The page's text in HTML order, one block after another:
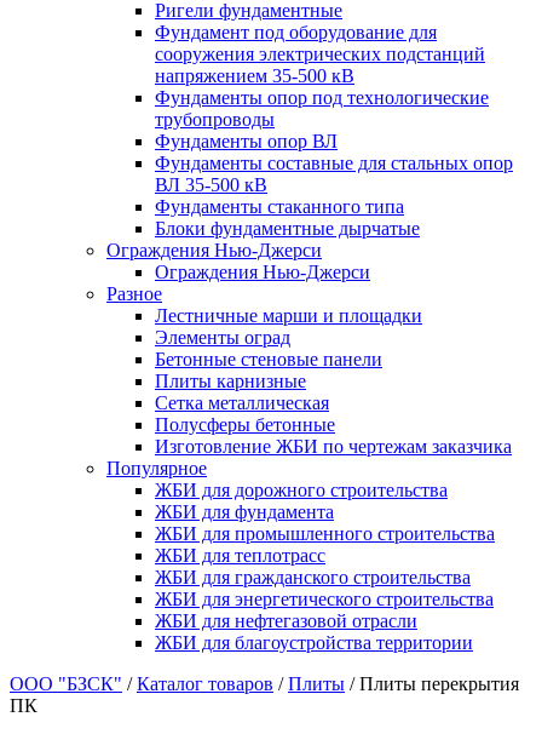
Ригели фундаментные
Фундамент под оборудование для
сооружения электрических подстанций
напряжением 35-500 кВ
Фундаменты опор под технологические
трубопроводы
Фундаменты опор ВЛ
Фундаменты составные для стальных опор
ВЛ 35-500 кВ
Фундаменты стаканного типа
Блоки фундаментные дырчатые
Ограждения Нью-Джерси
Ограждения Нью-Джерси
Разное
Лестничные марши и площадки
Элементы оград
Бетонные стеновые панели
Плиты карнизные
Сетка металлическая
Полусферы бетонные
Изготовление ЖБИ по чертежам заказчика
Популярное
ЖБИ для дорожного строительства
ЖБИ для фундамента
ЖБИ для промышленного строительства
ЖБИ для теплотрасс
ЖБИ для гражданского строительства
ЖБИ для энергетического строительства
ЖБИ для нефтегазовой отрасли
ЖБИ для благоустройства территории
ООО "БЗСК" /Каталог товаров /Плиты /Плиты перекрытия
ПК